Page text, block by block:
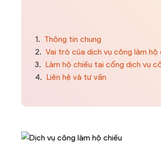
1. Thông tin chung
2. Vai trò của dịch vụ công làm hộ
3. Làm hộ chiếu tại cổng dịch vụ
4. Liên hệ và tư vấn